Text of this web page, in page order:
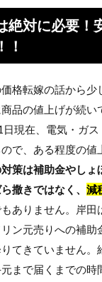
絶対に必要！
！
格転嫁の話から少
品の値上げが続い
現在、電気・ガ
で、ある程度の値
策は補助金やしょ
撒きではなく、 減
ありません。岸田
ン元売りへの補助
てきていません。
まで届くまでの時